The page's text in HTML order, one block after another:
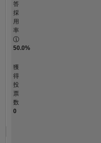
答
採
用
率
50.0%
獲
得
投
票
数
0